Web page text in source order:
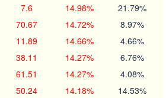
7.6 14.98% 21.79%
70.67 14.72% 8.97%
11.89 14.66% 4.66%
38.11 14.27% 6.76%
61.51 14.27% 4.08%
50.24 14.18% 14.53%